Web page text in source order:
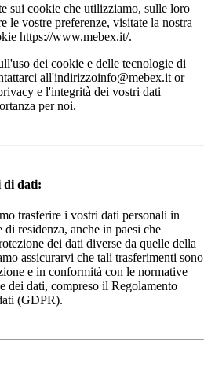
sui cookie che utilizziamo, sulle loro
le vostre preferenze, visitate la nostra
https://www.mebex.it/.
dei cookie e delle tecnologie di
all'indirizzoinfo@mebex.it or
e l'integrità dei vostri dati
per noi.
di dati:
trasferire i vostri dati personali in
residenza, anche in paesi che
dei dati diverse da quelle della
assicurarvi che tali trasferimenti sono
e in conformità con le normative
dei dati, compreso il Regolamento
(GDPR).